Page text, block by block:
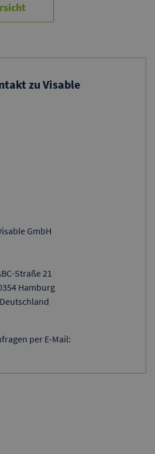
zu Visable
GmbH
Straße 21
Hamburg
Deutschland
per E-Mail: